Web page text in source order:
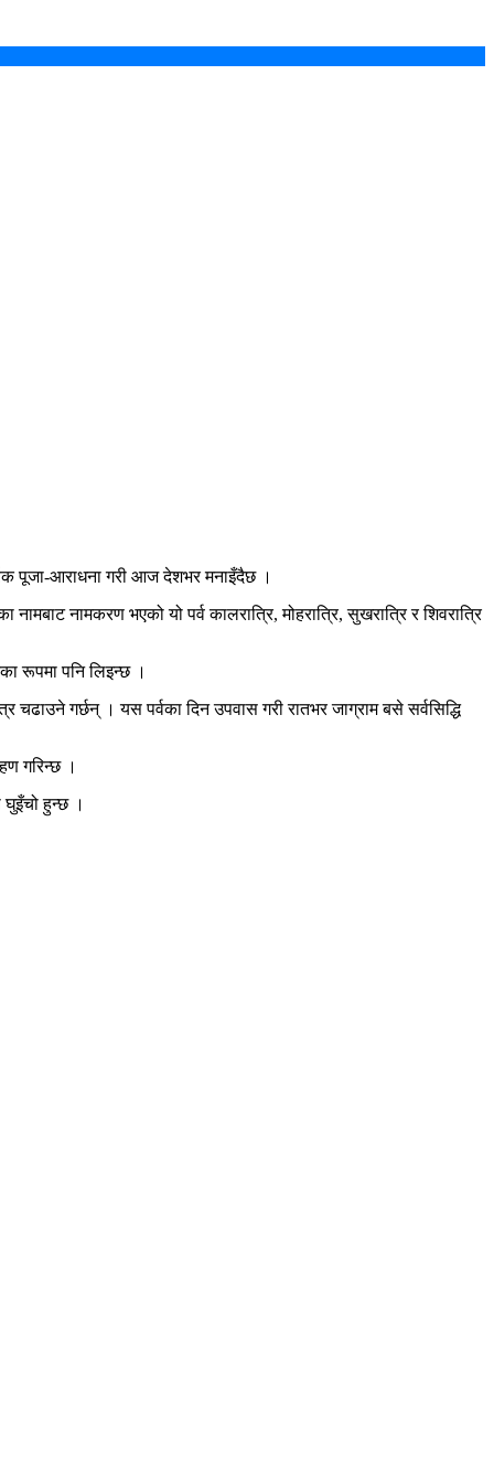
पूजा-आराधना गरी आज देशभर मनाइँदैछ ।
नामकरण भएको यो पर्व कालरात्रि, मोहरात्रि, सुखरात्रि र शिवरात्रि
रूपमा पनि लिइन्छ ।
गर्छन् । यस पर्वका दिन उपवास गरी रातभर जाग्राम बसे सर्वसिद्धि
गरिन्छ ।
हुन्छ ।